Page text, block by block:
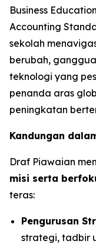
Business
Accounting
sekolah
berubah,
teknologi yang
penanda aras
peningkatan
Kandungan
Draf Piawaian
misi serta
teras:
Pengurusan
strategi, tadbir